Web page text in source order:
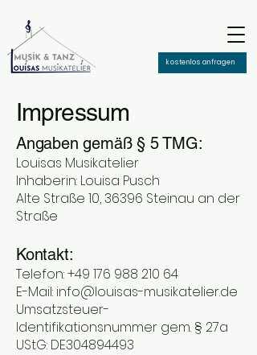
kostenlos anfragen
Impressum
Angaben gemäß § 5 TMG:
Louisas Musikatelier
Inhaberin: Louisa Pusch
Alte Straße 10, 36396 Steinau an der
Straße
Kontakt:
Telefon:+49 176 988 210 64
E-Mail: info@louisas-musikatelier.de
Umsatzsteuer-
Identifikationsnummer gem. § 27a
UStG: DE304894493